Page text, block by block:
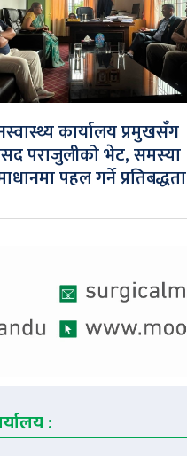
कार्यालय प्रमुखसँग
पराजुलीको भेट, समस्या
पहल गर्ने प्रतिबद्धता
: